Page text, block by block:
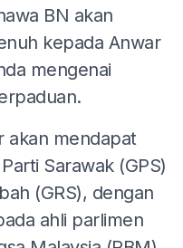
BN akan
kepada Anwar
mengenai
akan mendapat
Sarawak (GPS)
(GRS), dengan
ahli parlimen